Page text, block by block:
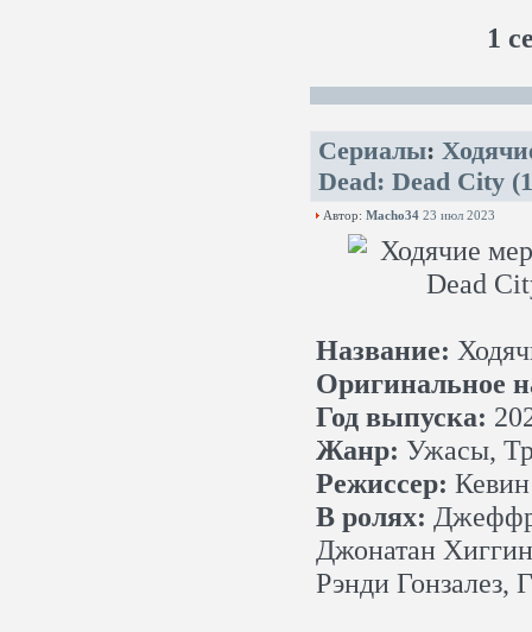
1
Сериалы:
Dead: Dead City
Автор: Macho34 23 июл 2023
Название:
Оригинальное
Год выпуска:
Жанр: Ужасы,
Режиссер:
В ролях:
Джонатан
Рэнди Гонзалез,